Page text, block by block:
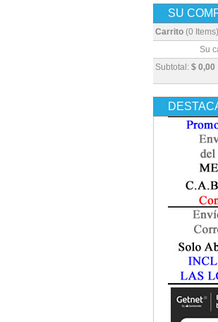
SU
Carrito (0 Items)
Subtotal: $ 0,00
Su